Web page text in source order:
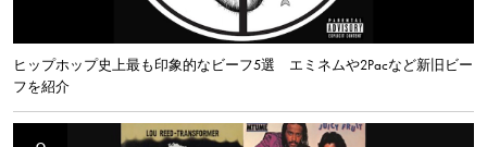
ヒップホップ史上最も印象的なビーフ5選 エミネムや2Pacなど新旧ビー
フを紹介